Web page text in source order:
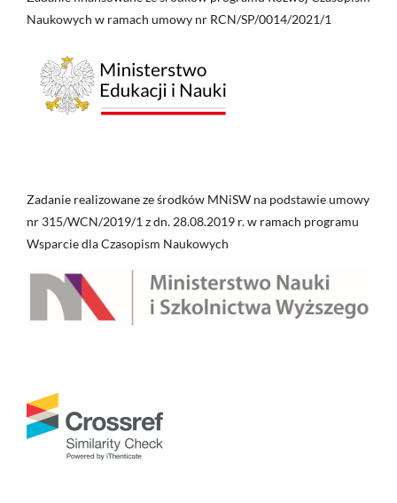
Naukowych w ramach umowy nr RCN/SP/0014/2021/1
Zadanie realizowane ze środków MNiSW na podstawie umowy
nr 315/WCN/2019/1 z dn. 28.08.2019 r. w ramach programu
Wsparcie dla Czasopism Naukowych